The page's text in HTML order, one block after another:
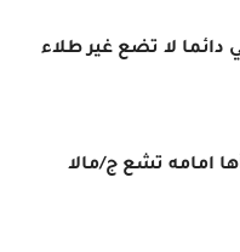
لا تضع غير طلاء
امامه تشع ج/مالا